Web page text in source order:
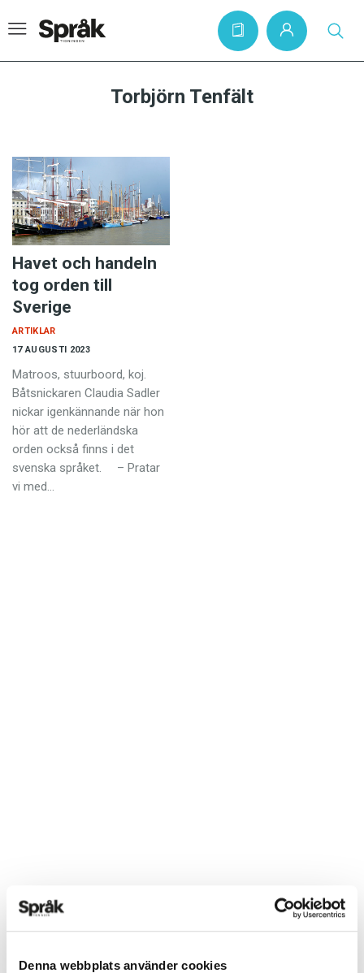
Denna webbplats använder cookies
Artiklar
Krönikor
Språkfrågor
Skrivtips
Bokrecensioner
Kviss
Anmäl till språkpolisen
Föreslå nyord
Annonsera
Prenumerera
Läs Språktidningen digitalt
Torbjörn Tenfält
Havet och handeln
tog orden till
Sverige
17 AUGUSTI 2023
ARTIKLAR
Matroos, stuurboord, koj.
Båtsnickaren Claudia Sadler
nickar igenkännande när hon
hör att de nederländska
orden också finns i det
svenska språket. – Pratar
vi med…